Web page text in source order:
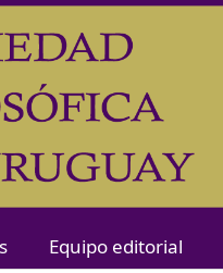
Equipo editorial